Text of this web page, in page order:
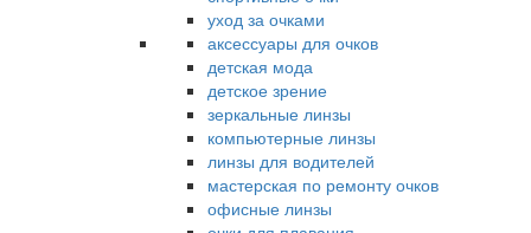
уход за очками
аксессуары для очков
детская мода
детское зрение
зеркальные линзы
компьютерные линзы
линзы для водителей
мастерская по ремонту очков
офисные линзы